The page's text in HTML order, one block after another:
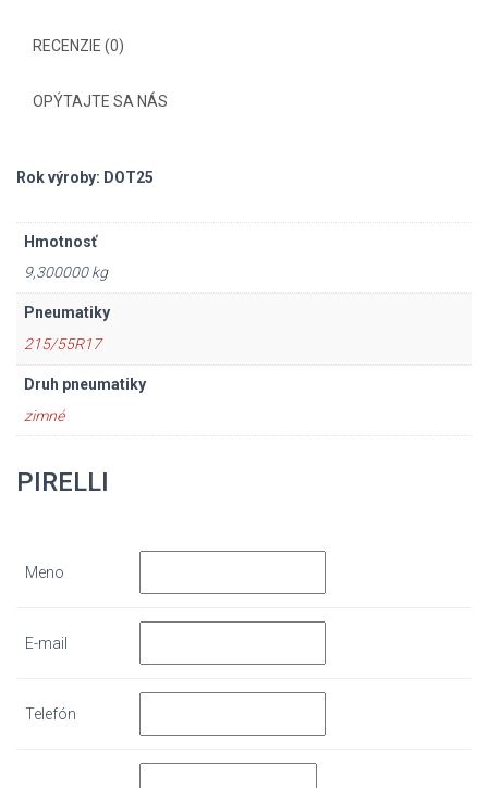
RECENZIE (0)
OPÝTAJTE SA NÁS
Rok výroby: DOT25
Hmotnosť
9,300000 kg
Pneumatiky
215/55R17
Druh pneumatiky
zimné
PIRELLI
Meno
E-mail
Telefón